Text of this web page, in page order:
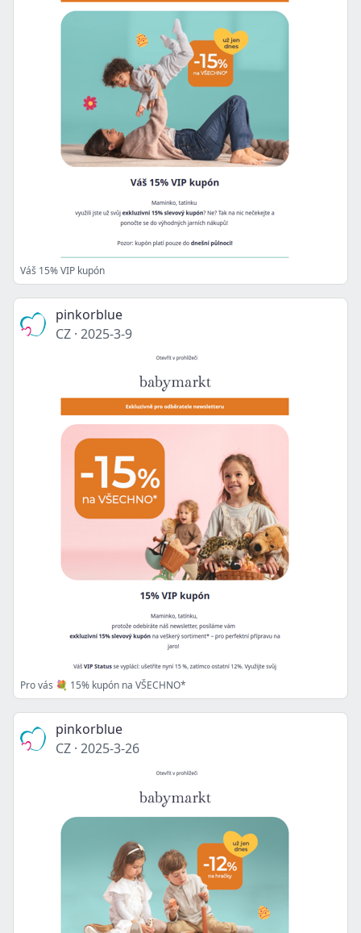
Váš 15% VIP kupón
pinkorblue
CZ · 2025-3-9
Pro vás 💐 15% kupón na VŠECHNO*
pinkorblue
CZ · 2025-3-26